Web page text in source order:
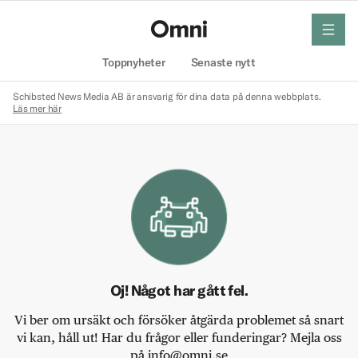
Toppnyheter Senaste nytt
meny
Schibsted News Media AB är ansvarig för dina data på denna webbplats.
Läs mer här
Oj! Något har gått fel.
Vi ber om ursäkt och försöker åtgärda problemet så snart
vi kan, håll ut! Har du frågor eller funderingar? Mejla oss